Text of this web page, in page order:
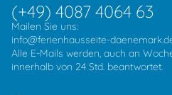
(+49) 4087 4064 63
Mailen Sie uns:
info@ferienhausseite-
Alle E-Mails werden, auch an
innerhalb von 24 Std. beantwortet.